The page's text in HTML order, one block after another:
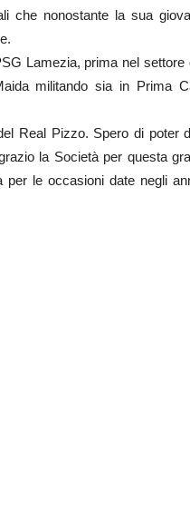
che nonostante la sua
Lamezia, prima nel settore
militando sia in Prima
Real Pizzo. Spero di poter
la Società per questa
le occasioni date negli